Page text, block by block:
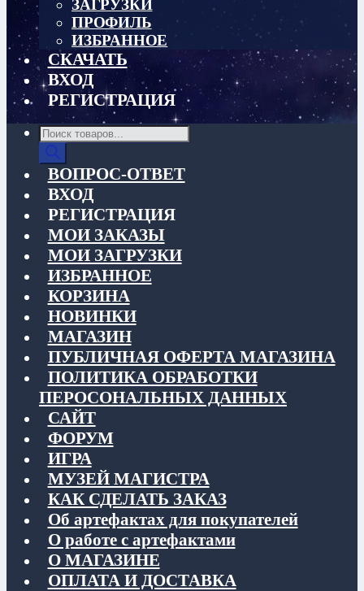
ЗАГРУЗКИ
ПРОФИЛЬ
ИЗБРАННОЕ
СКАЧАТЬ
ВХОД
РЕГИСТРАЦИЯ
Поиск
товаров
ВОПРОС-ОТВЕТ
ВХОД
РЕГИСТРАЦИЯ
МОИ ЗАКАЗЫ
МОИ ЗАГРУЗКИ
ИЗБРАННОЕ
КОРЗИНА
НОВИНКИ
МАГАЗИН
ПУБЛИЧНАЯ ОФЕРТА МАГАЗИНА
ПОЛИТИКА ОБРАБОТКИ
ПЕРОСОНАЛЬНЫХ ДАННЫХ
САЙТ
ФОРУМ
ИГРА
МУЗЕЙ МАГИСТРА
КАК СДЕЛАТЬ ЗАКАЗ
Об артефактах для покупателей
О работе с артефактами
О МАГАЗИНЕ
ОПЛАТА И ДОСТАВКА